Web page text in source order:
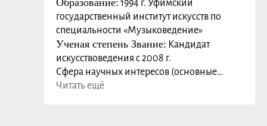
Образование: 1994 г. Уфимский
государственный институт искусств по
специальности «Музыковедение»
Ученая степень Звание: Кандидат
искусствоведения с 2008 г.
Сфера научных интересов (основные
публикации):
Читать ещё